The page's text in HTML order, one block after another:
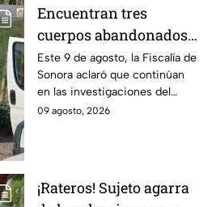
Encuentran tres
cuerpos abandonados
en Hermosillo, Sonora;
todo apunta a crimen
pasional
Este 9 de agosto, la Fiscalía de
Sonora aclaró que continúan
en las investigaciones del
hallazgo de tres cuerpos
09 agosto, 2026
¡Rateros! Sujeto agarra